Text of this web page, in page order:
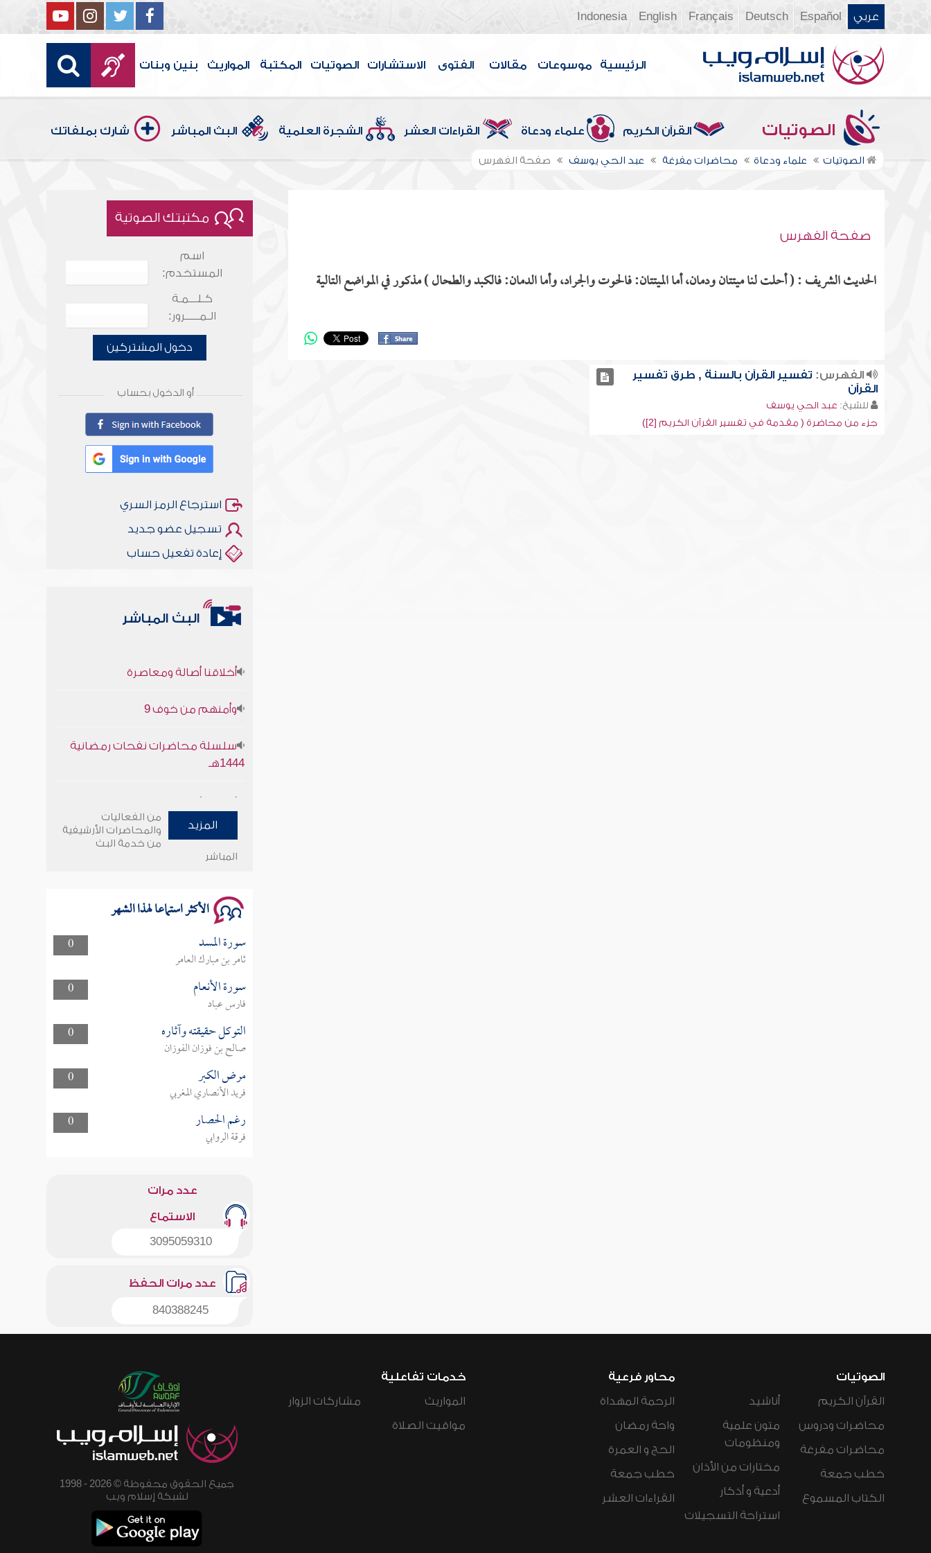
عربي Español
Deutsch
Français
English
Indonesia
الرئيسية موسوعات مقالات الفتوى الاستشارات الصوتيات المكتبة المواريث بنين وبنات
الصوتيات القرآن الكريم علماء ودعاة القراءات العشر الشجرة العلمية البث المباشر شارك بملفاتك
الصوتيات علماء ودعاة محاضرات مفرغة عبد الحي يوسف صفحة الفهرس
صفحة الفهرس
الحديث الشريف : ( أحلت لنا ميتتان ودمان، أما الميتتان: فالحوت والجراد، وأما الدمان: فالكبد والطحال ) مذكور في المواضع التالية
الفهرس: تفسير القرآن بالسنة , طرق تفسير
القرآن
للشيخ: عبد الحي يوسف
جزء من محاضرة ( مقدمة في تفسير القرآن الكريم [2])
مكتبتك الصوتية
اسم
المستخدم:
كـلـــمـة
الـمـــــرور:
دخول المشتركين
أو الدخول بحساب
استرجاع الرمز السري
تسجيل عضو جديد
إعادة تفعيل حساب
البث المباشر
1444هـ
وأمنهم من خوف 9
سلسلة محاضرات نفحات رمضانية
المزيد
من الفعاليات
والمحاضرات الأرشيفية
من خدمة البث
المباشر
الأكثر استماعا لهذا الشهر
0 سورة المسد
ثامر بن مبارك العامر
0
سورة الأنعام
فارس عباد
0
التوكل حقيقته وآثاره
صالح بن فوزان الفوزان
0
مرض الكبر
فريد الأنصاري المغربي
0
رغم الحصار
فرقة الروابي
عدد مرات
الاستماع
3095059310
عدد مرات الحفظ
840388245
الصوتيات
القرآن الكريم
محاضرات ودروس
محاضرات مفرغة
خطب جمعة
الكتاب المسموع
أناشيد
متون علمية
ومنظومات
مختارات من الأذان
أدعية و أذكار
استراحة التسجيلات
محاور فرعية
الرحمة المهداة
واحة رمضان
الحج و العمرة
خطب جمعة
القراءات العشر
خدمات تفاعلية
المواريث
مواقيت الصلاة
مشاركات الزوار
جميع الحقوق محفوظة © 2026 - 1998
لشبكة إسلام ويب